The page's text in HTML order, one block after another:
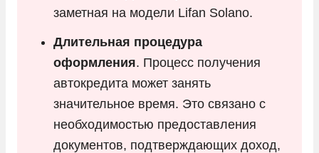
заметная на модели Lifan Solano.
Длительная процедура
оформления. Процесс получения
автокредита может занять
значительное время. Это связано с
необходимостью предоставления
документов, подтверждающих доход,